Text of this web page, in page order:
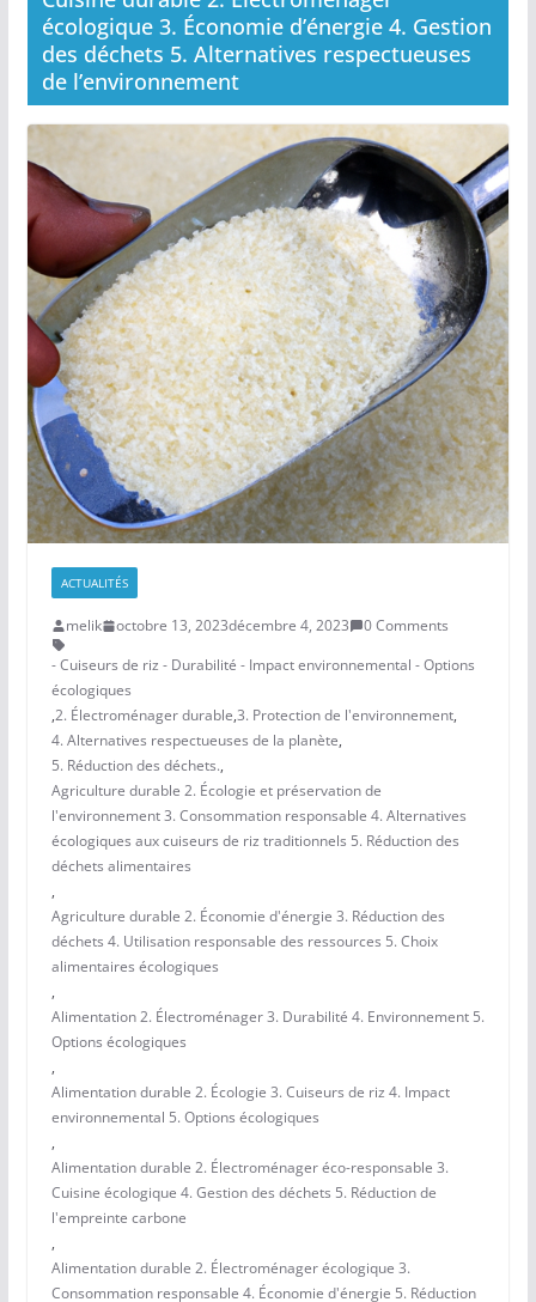
écologique 3. Économie d’énergie 4. Gestion
des déchets 5. Alternatives respectueuses
de l’environnement
ACTUALITÉS
melik octobre 13, 2023décembre 4, 2023
0 Comments
- Cuiseurs de riz - Durabilité - Impact environnemental - Options
écologiques
,2. Électroménager durable,3. Protection de l'environnement,
4. Alternatives respectueuses de la planète,
5. Réduction des déchets.,
Agriculture durable 2. Écologie et préservation de
l'environnement 3. Consommation responsable 4. Alternatives
écologiques aux cuiseurs de riz traditionnels 5. Réduction des
déchets alimentaires
,
Agriculture durable 2. Économie d'énergie 3. Réduction des
déchets 4. Utilisation responsable des ressources 5. Choix
alimentaires écologiques
,
Alimentation 2. Électroménager 3. Durabilité 4. Environnement 5.
Options écologiques
,
Alimentation durable 2. Écologie 3. Cuiseurs de riz 4. Impact
environnemental 5. Options écologiques
,
Alimentation durable 2. Électroménager éco-responsable 3.
Cuisine écologique 4. Gestion des déchets 5. Réduction de
l'empreinte carbone
,
Alimentation durable 2. Électroménager écologique 3.
Consommation responsable 4. Économie d'énergie 5. Réduction